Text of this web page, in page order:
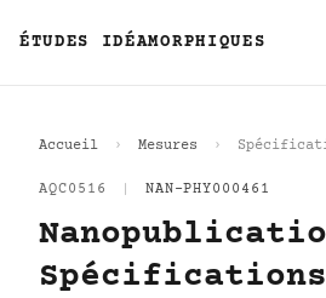
ÉTUDES IDÉAMORPHIQUES
Accueil Mesures
AQC0516 NAN-PHY000461
Spécifications